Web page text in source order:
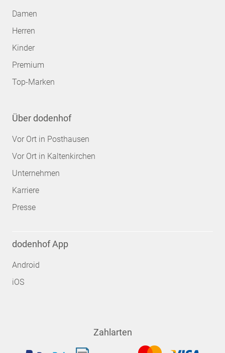
Damen
Herren
Kinder
Premium
Top-Marken
Über dodenhof
Vor Ort in Posthausen
Vor Ort in Kaltenkirchen
Unternehmen
Karriere
Presse
dodenhof App
Android
iOS
Zahlarten